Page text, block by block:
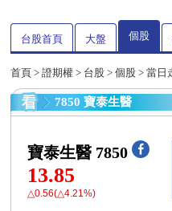
台股首頁 大盤 個股
首頁 > 證期權 > 台股 > 個股 > 當日
7850 寶泰生醫
寶泰生醫 7850
13.85
△0.56(△4.21%)